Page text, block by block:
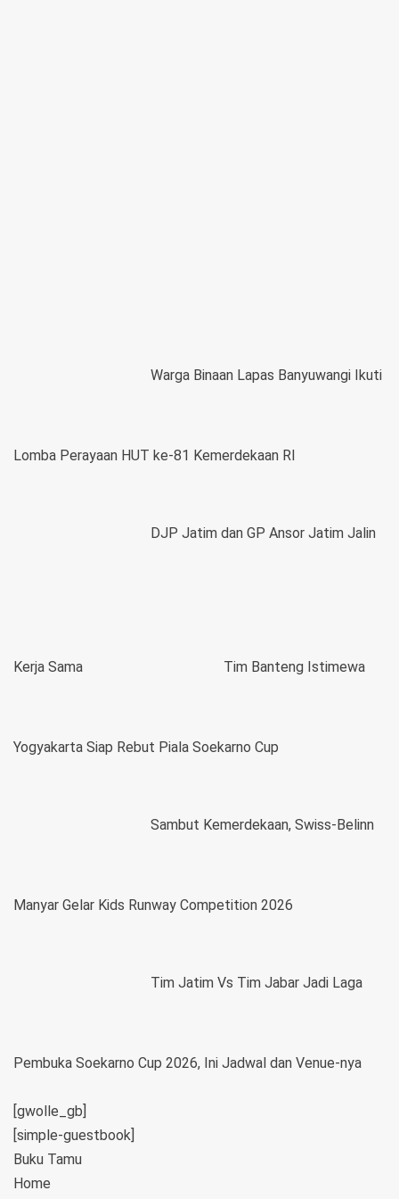
Warga Binaan Lapas Banyuwangi Ikuti
Lomba Perayaan HUT ke-81 Kemerdekaan RI
DJP Jatim dan GP Ansor Jatim Jalin
Kerja Sama Tim Banteng Istimewa
Yogyakarta Siap Rebut Piala Soekarno Cup
Sambut Kemerdekaan, Swiss-Belinn
Manyar Gelar Kids Runway Competition 2026
Tim Jatim Vs Tim Jabar Jadi Laga
Pembuka Soekarno Cup 2026, Ini Jadwal dan Venue-nya
[gwolle_gb]
[simple-guestbook]
Buku Tamu
Home